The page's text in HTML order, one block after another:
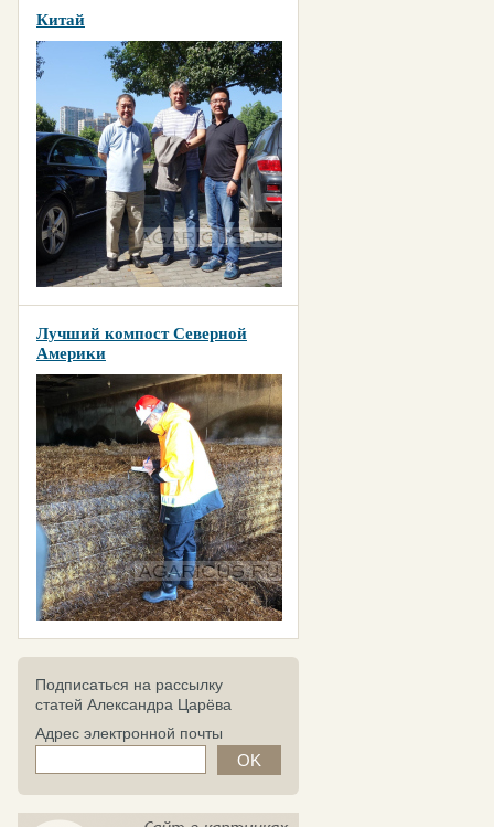
Китай
Лучший компост Северной
Америки
Подписаться на рассылку
статей Александра Царёва
Адрес электронной почты